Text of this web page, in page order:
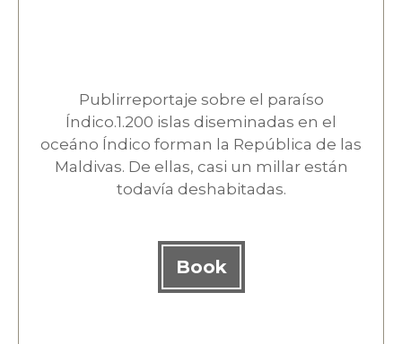
Publirreportaje sobre el paraíso
Índico.1.200 islas diseminadas en el
oceáno Índico forman la República de las
Maldivas. De ellas, casi un millar están
todavía deshabitadas.
Book